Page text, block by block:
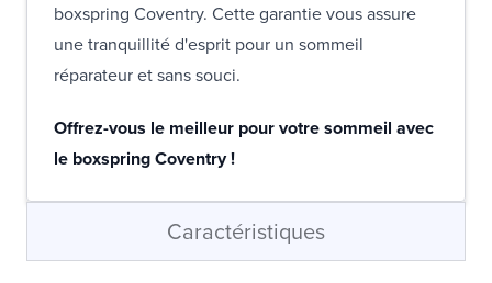
boxspring Coventry. Cette garantie vous assure
une tranquillité d'esprit pour un sommeil
réparateur et sans souci.
Offrez-vous le meilleur pour votre sommeil avec
le boxspring Coventry !
Caractéristiques